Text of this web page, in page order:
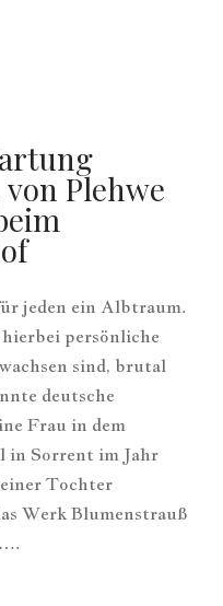
Plehwe
jeden ein Albtraum.
persönliche
sind, brutal
deutsche
Frau in dem
in Sorrent im Jahr
Tochter
Werk Blumenstrauß